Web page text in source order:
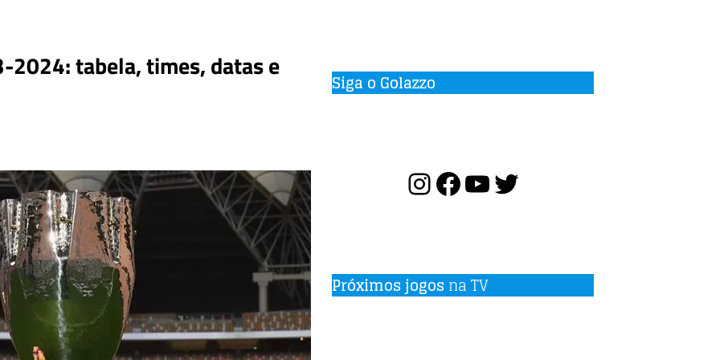
2024: tabela, times, datas e
Siga o Golazzo
Próximos jogos na TV